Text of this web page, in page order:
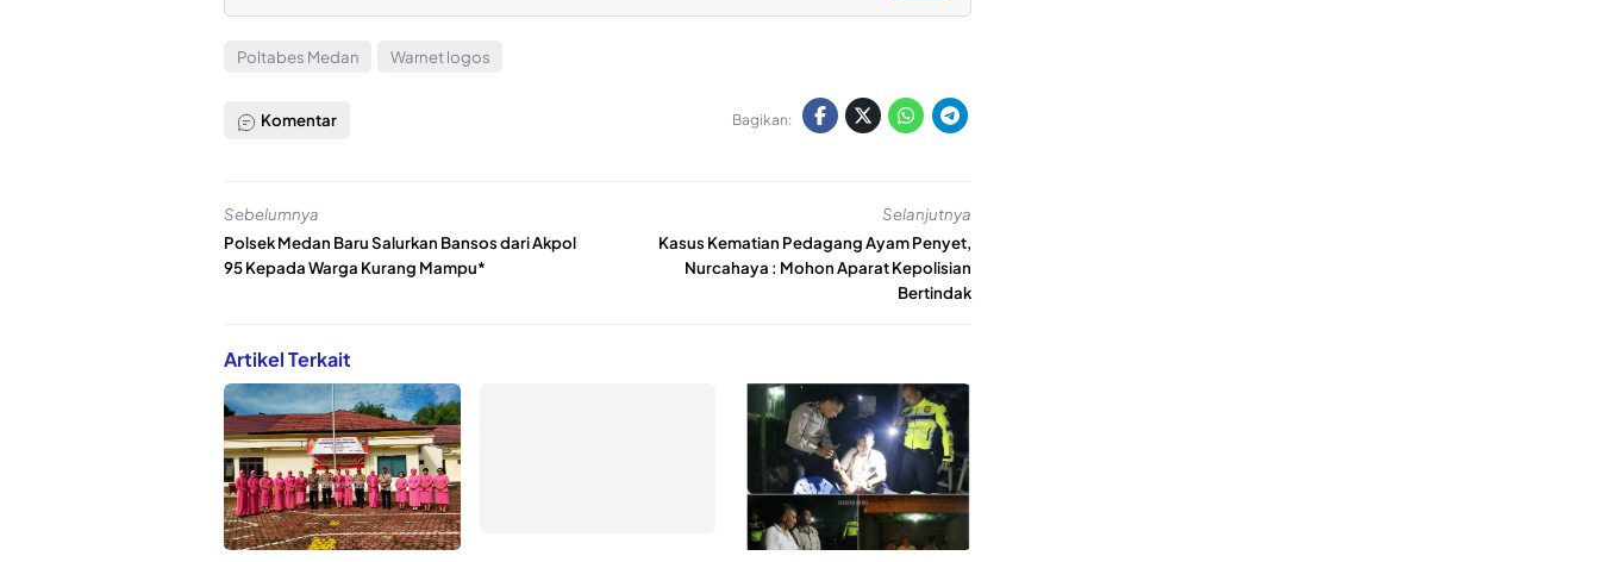
Poltabes Medan Warnet logos
Komentar Bagikan:
Sebelumnya
Polsek Medan Baru Salurkan Bansos dari Akpol
95 Kepada Warga Kurang Mampu*
Selanjutnya
Kasus Kematian Pedagang Ayam Penyet,
Nurcahaya : Mohon Aparat Kepolisian
Bertindak
Artikel Terkait